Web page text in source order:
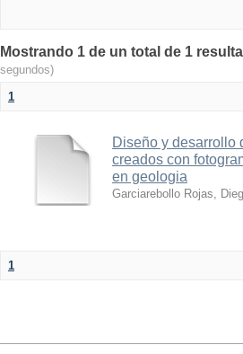
Mostrando 1 de un total de 1
segundos)
1
Diseño y desarrollo
creados con
en geologia
Garciarebollo Rojas,
1